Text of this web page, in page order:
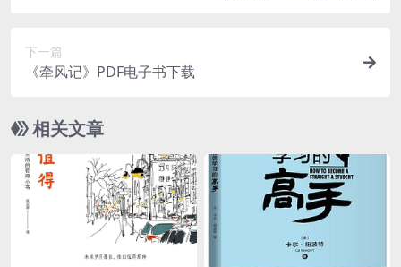
下一篇
《牵风记》PDF电子书下载
相关文章